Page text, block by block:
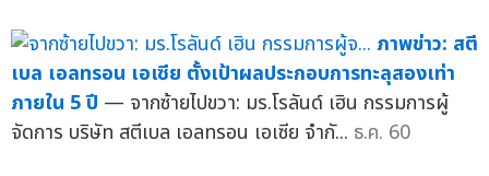
ภาพข่าว: สตี
เบล เอลทรอน เอเซีย ตั้งเป้าผลประกอบการทะลุสองเท่า
ภายใน 5 ปี — จากซ้ายไปขวา: มร.โรลันด์ เฮิน กรรมการผู้
จัดการ บริษัท สตีเบล เอลทรอน เอเซีย จำกั... ธ.ค. 60